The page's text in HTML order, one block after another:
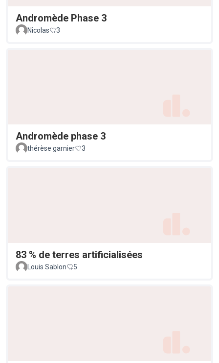
Andromède Phase 3
Nicolas 3
Andromède phase 3
thérèse garnier 3
83 % de terres artificialisées
Louis Sablon 5